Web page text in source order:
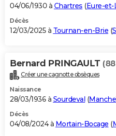
04/06/1930 à Chartres (Eure-et-
Décès
12/03/2025 à Tournan-en-Brie (
Bernard PRINGAULT
Créer une cagnotte obsèques
Naissance
28/03/1936 à Sourdeval (Manche
Décès
04/08/2024 à Mortain-Bocage (